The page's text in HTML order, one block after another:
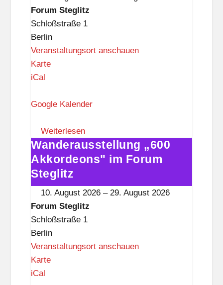
t
z
Steglitz
Forum Steglitz
Schloßstraße 1
Berlin
Veranstaltungsort anschauen
KarteF
u
S
t
e
g
l
i
t
z
iCal
Google Kalender
Weiterlesen
Wanderausstellung
„600
Akkordeons"
im
Forum
Steglitz
Wanderausstellung „600
Akkordeons" im Forum
Steglitz
10. August 2026 –29. August 2026
Forum Steglitz
Schloßstraße 1
Berlin
Veranstaltungsort anschauen
KarteF
iCal